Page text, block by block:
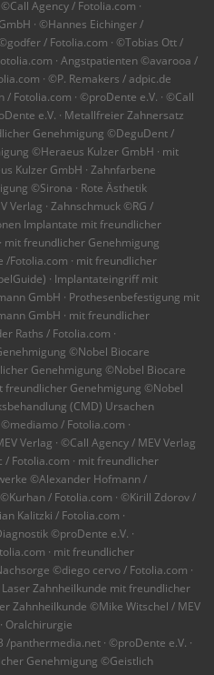
Agency / Fotolia.com ·
· ©Hannes Eichinger /
/ Fotolia.com · ©Tobias Ott /
· Angstpatienten ©avarooa /
· ©P. Remakers / adpic.de
Fotolia.com · ©proDente e.V. · ©Call
e.V. · Metallfreier Zahnersatz
Genehmigung ©DeguDent /
©Heraeus Kulzer GmbH · mit
Kulzer GmbH · Zahnfarbene
©Sirona · Rote Ästhetik
Verlag · Zahnschmuck ©RG /
Implantate mit freundlicher
mit freundlicher Genehmigung
Fotolia.com · mit freundlicher
· Implantateingriff mit
GmbH · Prothesenbefestigung mit
GmbH · mit freundlicher
Raths / Fotolia.com ·
©Nobel Biocare
Genehmigung ©Nobel Biocare
freundlicher Genehmigung ©Nobel
(CMD) Ursachen
/ Fotolia.com ·
Verlag · ©Call Agency / MEV Verlag
Fotolia.com · mit freundlicher
©Alexander Hofmann /
/ Fotolia.com · ©Kirill Zdorov /
Kalitzki / Fotolia.com ·
©proDente e.V. ·
· mit freundlicher
©diego cervo / Fotolia.com ·
Zahnheilkunde mit freundlicher
Zahnheilkunde ©Mike Witschel / MEV
Oralchirurgie
· ©proDente e.V. ·
Genehmigung ©Geistlich